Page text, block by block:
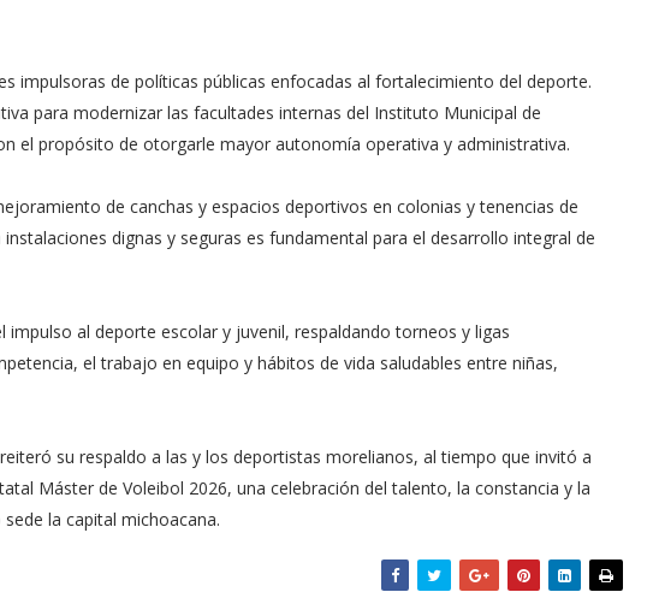
impulsoras de políticas públicas enfocadas al fortalecimiento del deporte.
para modernizar las facultades internas del Instituto Municipal de
el propósito de otorgarle mayor autonomía operativa y administrativa.
de canchas y espacios deportivos en colonias y tenencias de
dignas y seguras es fundamental para el desarrollo integral de
al deporte escolar y juvenil, respaldando torneos y ligas
el trabajo en equipo y hábitos de vida saludables entre niñas,
su respaldo a las y los deportistas morelianos, al tiempo que invitó a
Máster de Voleibol 2026, una celebración del talento, la constancia y la
la capital michoacana.